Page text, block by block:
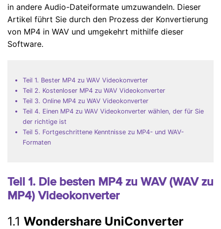
in andere Audio-Dateiformate umzuwandeln. Dieser
Artikel führt Sie durch den Prozess der Konvertierung
von MP4 in WAV und umgekehrt mithilfe dieser
Software.
Teil 1. Bester MP4 zu WAV Videokonverter
Teil 2. Kostenloser MP4 zu WAV Videokonverter
Teil 3. Online MP4 zu WAV Videokonverter
Teil 4. Einen MP4 zu WAV Videokonverter wählen, der für Sie
der richtige ist
Teil 5. Fortgeschrittene Kenntnisse zu MP4- und WAV-
Formaten
Teil 1. Die besten MP4 zu WAV (WAV zu
MP4) Videokonverter
1.1 Wondershare UniConverter